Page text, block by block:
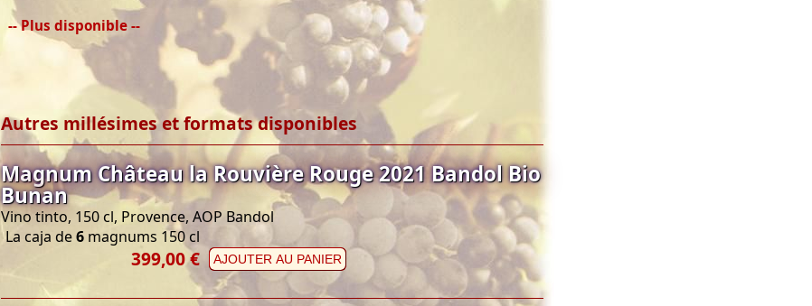
-- Plus disponible --
Autres millésimes et formats disponibles
Magnum Château la Rouvière Rouge 2021 Bandol Bio
Bunan
Vino tinto, 150 cl, Provence, AOP Bandol
La caja de6 magnums 150 cl
399,00 € AJOUTER AU PANIER